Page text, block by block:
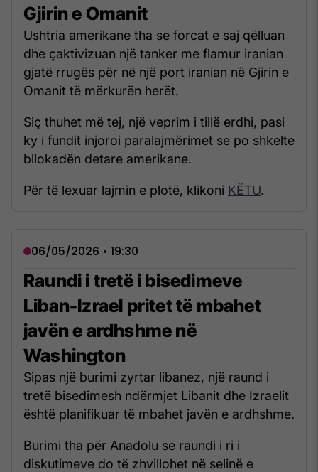
Gjirin e Omanit
Ushtria amerikane tha se forcat e saj qëlluan
dhe çaktivizuan një tanker me flamur iranian
gjatë rrugës për në një port iranian në Gjirin e
Omanit të mërkurën herët.
Siç thuhet më tej, një veprim i tillë erdhi, pasi
ky i fundit injoroi paralajmërimet se po shkelte
bllokadën detare amerikane.
Për të lexuar lajmin e plotë, klikoni KËTU.
06/05/2026 • 19:30
Raundi i tretë i bisedimeve
Liban-Izrael pritet të mbahet
javën e ardhshme në
Washington
Sipas një burimi zyrtar libanez, një raund i
tretë bisedimesh ndërmjet Libanit dhe Izraelit
është planifikuar të mbahet javën e ardhshme.
Burimi tha për Anadolu se raundi i ri i
diskutimeve do të zhvillohet në selinë e